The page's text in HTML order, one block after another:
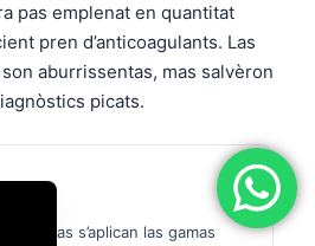
pas emplenat en quantitat
pren d’anticoagulants. Las
aburrissentas, mas salvèron
picats.
mas s’aplican las gamas